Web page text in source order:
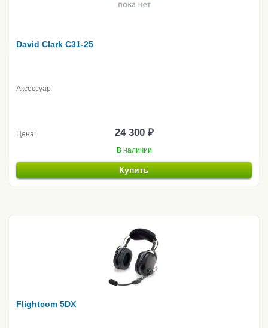
David Clark C31-25
Аксессуар
Цена: 24 300 ₽
В наличии
Купить
Flightcom 5DX